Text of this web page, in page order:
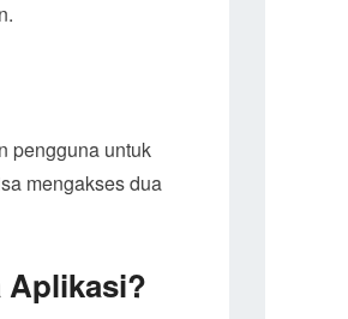
pengguna untuk
mengakses dua
Aplikasi?